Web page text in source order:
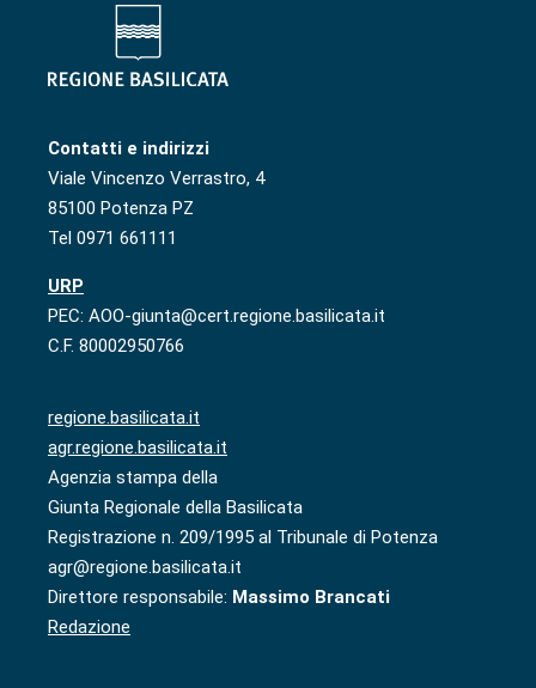
Contatti e indirizzi
Viale Vincenzo Verrastro, 4
85100 Potenza PZ
Tel 0971 661111
URP
PEC: AOO-giunta@cert.regione.basilicata.it
C.F. 80002950766
regione.basilicata.it
agr.regione.basilicata.it
Agenzia stampa della
Giunta Regionale della Basilicata
Registrazione n. 209/1995 al Tribunale di Potenza
agr@regione.basilicata.it
Direttore responsabile: Massimo Brancati
Redazione